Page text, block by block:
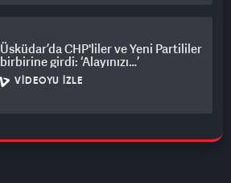
Üsküdar’da CHP'liler ve Yeni Partililer
birbirine girdi: ‘Alayınızı…’
VIDEOYU İZLE